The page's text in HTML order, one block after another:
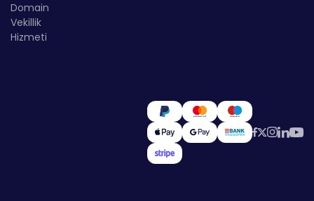
Domain
Vekillik
Hizmeti